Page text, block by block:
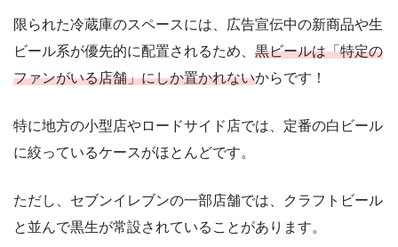
限られた冷蔵庫のスペースには、広告宣伝中の新商品や生
ビール系が優先的に配置されるため、 黒ビールは「特定の
ファンがいる店舗」にしか置かれないからです！
特に地方の小型店やロードサイド店では、定番の白ビール
に絞っているケースがほとんどです。
ただし、セブンイレブンの一部店舗では、クラフトビール
と並んで黒生が常設されていることがあります。